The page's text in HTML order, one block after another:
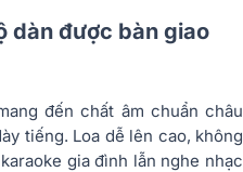
dàn được bàn giao
đến chất âm chuẩn châu
tiếng. Loa dễ lên cao, không
gia đình lẫn nghe nhạc